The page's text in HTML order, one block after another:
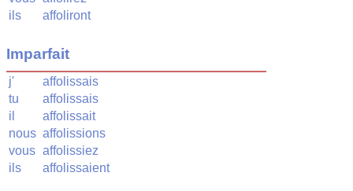
ils
affoliront
Imparfait
j'
affolissais
tu
affolissais
il
affolissait
nous affolissions
vous affolissiez
ils
affolissaient